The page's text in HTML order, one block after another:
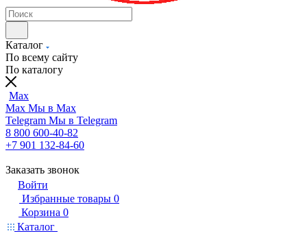
Каталог
По всему сайту
По каталогу
Max
Max Мы в Max
Telegram Мы в Telegram
8 800 600-40-82
+7 901 132-84-60
Заказать звонок
Войти
Избранные товары 0
Корзина 0
Каталог